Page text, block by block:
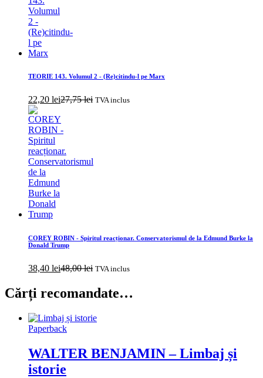
TEORIE 143. Volumul 2 - (Re)citindu-l pe Marx
22,20 lei27,75lei TVA inclus
COREY ROBIN - Spiritul reacționar. Conservatorismul de la Edmund Burke la
Donald Trump
38,40 lei48,00lei TVA inclus
Cărți recomandate…
Paperback
WALTER BENJAMIN – Limbaj și
istorie